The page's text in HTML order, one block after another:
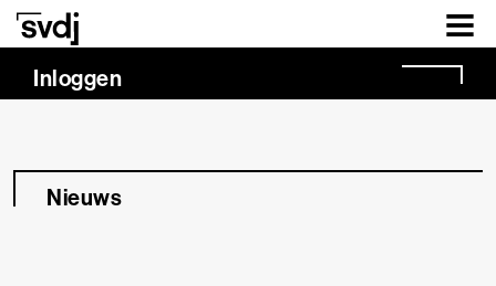
Naar hoofdinhoud
Inloggen
Nieuws